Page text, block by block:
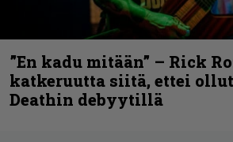
”En kadu mitään” – Rick
katkeruutta siitä, ettei
Deathin debyytillä